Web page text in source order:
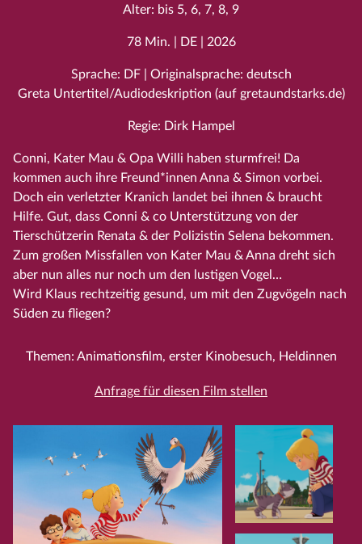
Alter: bis 5, 6, 7, 8, 9
78 Min. | DE | 2026
Sprache: DF | Originalsprache: deutsch
Greta Untertitel/Audiodeskription (auf gretaundstarks.de)
Regie: Dirk Hampel
Conni, Kater Mau & Opa Willi haben sturmfrei! Da
kommen auch ihre Freund*innen Anna & Simon vorbei.
Doch ein verletzter Kranich landet bei ihnen & braucht
Hilfe. Gut, dass Conni & co Unterstützung von der
Tierschützerin Renata & der Polizistin Selena bekommen.
Zum großen Missfallen von Kater Mau & Anna dreht sich
aber nun alles nur noch um den lustigen Vogel…
Wird Klaus rechtzeitig gesund, um mit den Zugvögeln nach
Süden zu fliegen?
Themen: Animationsfilm, erster Kinobesuch, Heldinnen
Anfrage für diesen Film stellen